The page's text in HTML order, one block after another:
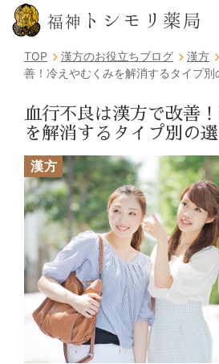
福神 トシモリ薬局
TOP
漢方のお役立ちブログ 漢方
善！冷えやむくみを解消するタイプ別
血行不良は漢方で改善
を解消するタイプ別の
漢方